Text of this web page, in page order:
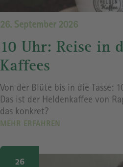
26. September 2026
10 Uhr: Reise in
Kaffees
Von der Blüte bis in die Tasse:
Das ist der Heldenkaffee von
das konkret?
MEHR ERFAHREN
Image
26